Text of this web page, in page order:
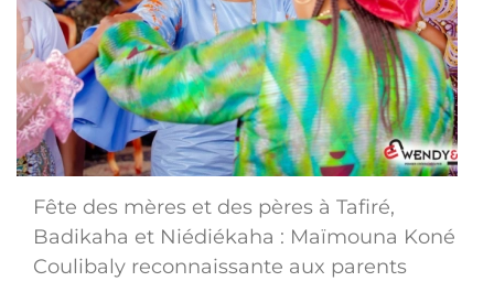
Fête des mères et des pères à Tafiré,
Badikaha et Niédiékaha : Maïmouna Koné
Coulibaly reconnaissante aux parents